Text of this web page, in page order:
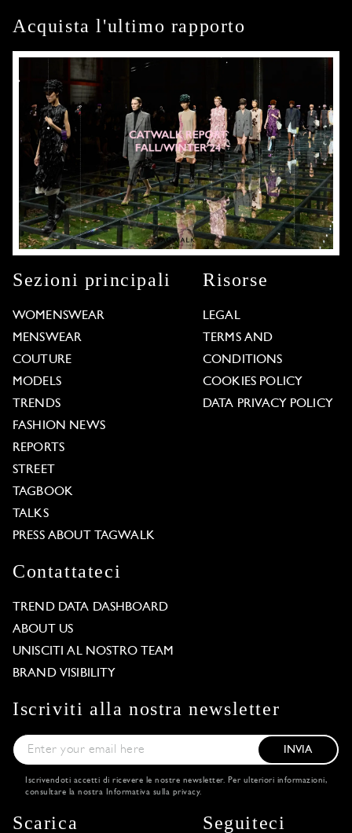
Acquista l'ultimo rapporto
Sezioni principali
WOMENSWEAR
MENSWEAR
COUTURE
MODELS
TRENDS
FASHION NEWS
REPORTS
STREET
TAGBOOK
TALKS
PRESS ABOUT TAGWALK
Risorse
LEGAL
TERMS AND
CONDITIONS
COOKIES POLICY
DATA PRIVACY POLICY
Contattateci
TREND DATA DASHBOARD
ABOUT US
UNISCITI AL NOSTRO TEAM
BRAND VISIBILITY
Iscriviti alla nostra newsletter
INVIA
Iscrivendoti accetti di ricevere le nostre newsletter. Per ulteriori informazioni,
consultare la nostra
Informativa sulla privacy.
Scarica Seguiteci